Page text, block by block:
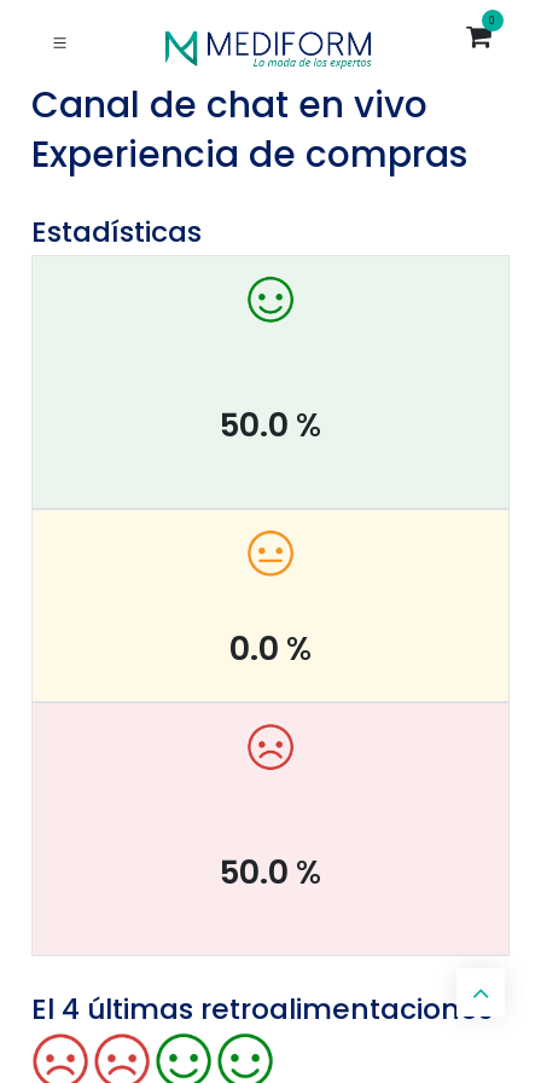
0
Canal de chat en vivo
Experiencia de compras
Estadísticas
50.0 %
0.0 %
50.0 %
El 4 últimas retroalimentaciones